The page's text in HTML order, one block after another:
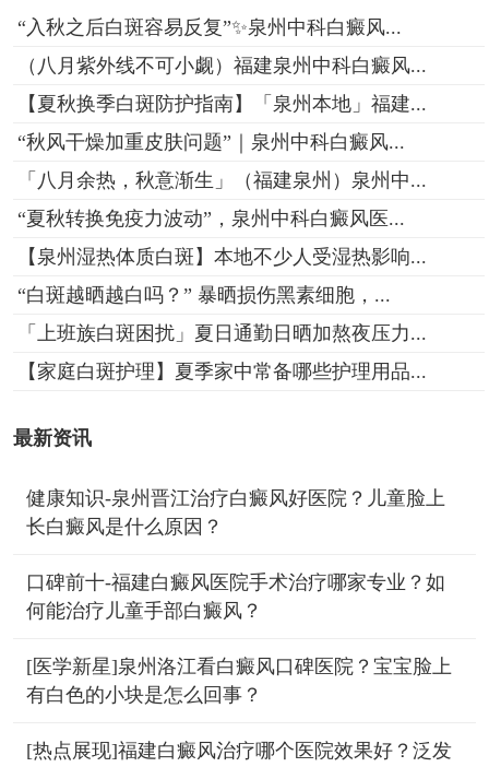
“入秋之后白斑容易反复”✨泉州中科白癜风...
（八月紫外线不可小觑）福建泉州中科白癜风...
【夏秋换季白斑防护指南】「泉州本地」福建...
“秋风干燥加重皮肤问题”｜泉州中科白癜风...
「八月余热，秋意渐生」（福建泉州）泉州中...
“夏秋转换免疫力波动”，泉州中科白癜风医...
【泉州湿热体质白斑】本地不少人受湿热影响...
“白斑越晒越白吗？” 暴晒损伤黑素细胞，...
「上班族白斑困扰」夏日通勤日晒加熬夜压力...
【家庭白斑护理】夏季家中常备哪些护理用品...
最新资讯
健康知识-泉州晋江治疗白癜风好医院？儿童脸上
长白癜风是什么原因？
口碑前十-福建白癜风医院手术治疗哪家专业？如
何能治疗儿童手部白癜风？
[医学新星]泉州洛江看白癜风口碑医院？宝宝脸上
有白色的小块是怎么回事？
[热点展现]福建白癜风治疗哪个医院效果好？泛发